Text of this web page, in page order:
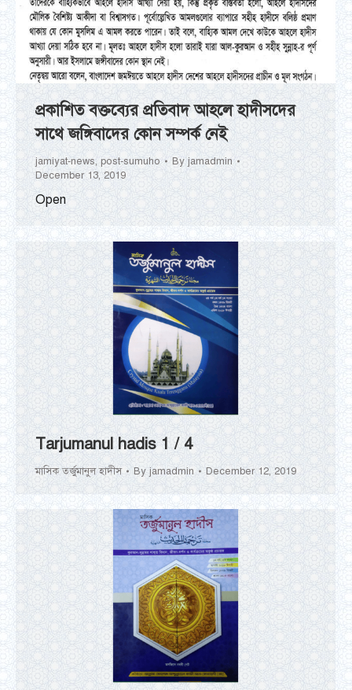
প্রকাশিত বক্তব্যের প্রতিবাদ আহলে হাদীসদের
সাথে জঙ্গিবাদের কোন সম্পর্ক নেই
jamiyat-news, post-sumuho By jamadmin
December 13, 2019
Open
Tarjumanul hadis 1 / 4
মাসিক তর্জুমানুল হাদীস By jamadmin December 12, 2019